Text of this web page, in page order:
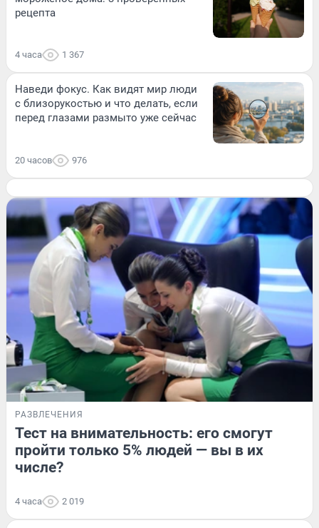
рецепта
4 часа 1 367
Наведи фокус. Как видят мир люди
с близорукостью и что делать, если
перед глазами размыто уже сейчас
20 часов 976
РАЗВЛЕЧЕНИЯ
Тест на внимательность: его смогут
пройти только 5% людей — вы в их
числе?
4 часа 2 019